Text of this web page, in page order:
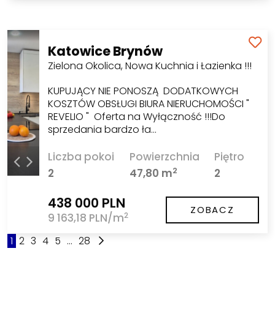
Katowice Brynów
Zielona Okolica, Nowa Kuchnia i Łazienka !!!
KUPUJĄCY NIE PONOSZĄ DODATKOWYCH
KOSZTÓW OBSŁUGI BIURA NIERUCHOMOŚCI "
REVELIO " Oferta na Wyłączność !!!Do
sprzedania bardzo ła…
Liczba pokoi
2
Powierzchnia
47,80 m2
Piętro
2
438 000 PLN
9 163,18 PLN/m2 ZOBACZ
1 2 3 4 5 ... 28